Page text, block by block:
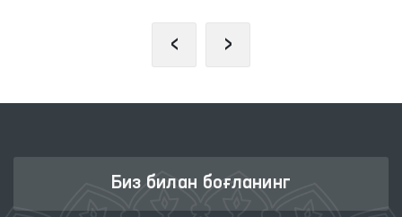
‹ ›
Биз билан боғланинг